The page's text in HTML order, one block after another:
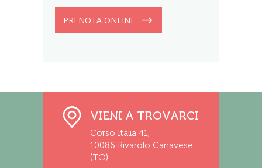
PRENOTA ONLINE
VIENI A TROVARCI
Corso Italia 41,
10086 Rivarolo Canavese
(TO)